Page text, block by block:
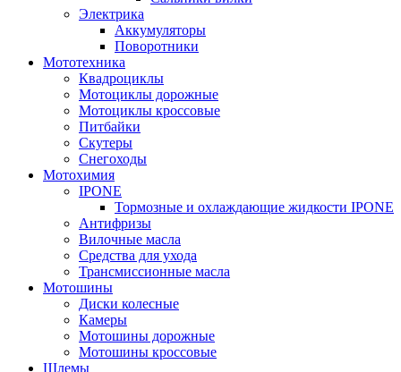
Электрика
Аккумуляторы
Поворотники
Мототехника
Квадроциклы
Мотоциклы дорожные
Мотоциклы кроссовые
Питбайки
Скутеры
Снегоходы
Мотохимия
IPONE
Тормозные и охлаждающие жидкости IPONE
Антифризы
Вилочные масла
Средства для ухода
Трансмиссионные масла
Мотошины
Диски колесные
Камеры
Мотошины дорожные
Мотошины кроссовые
Шлемы